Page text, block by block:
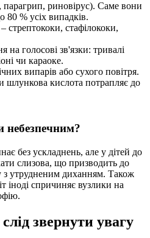
парагрип, риновірус). Саме вони
80 % усіх випадків.
стрептококи, стафілококи,
на голосові зв'язки: тривалі
чи караоке.
випарів або сухого повітря.
шлункова кислота потрапляє до
небезпечним?
без ускладнень, але у дітей до
слизова, що призводить до
з утрудненим диханням. Також
іноді спричиняє вузлики на
звернути увагу